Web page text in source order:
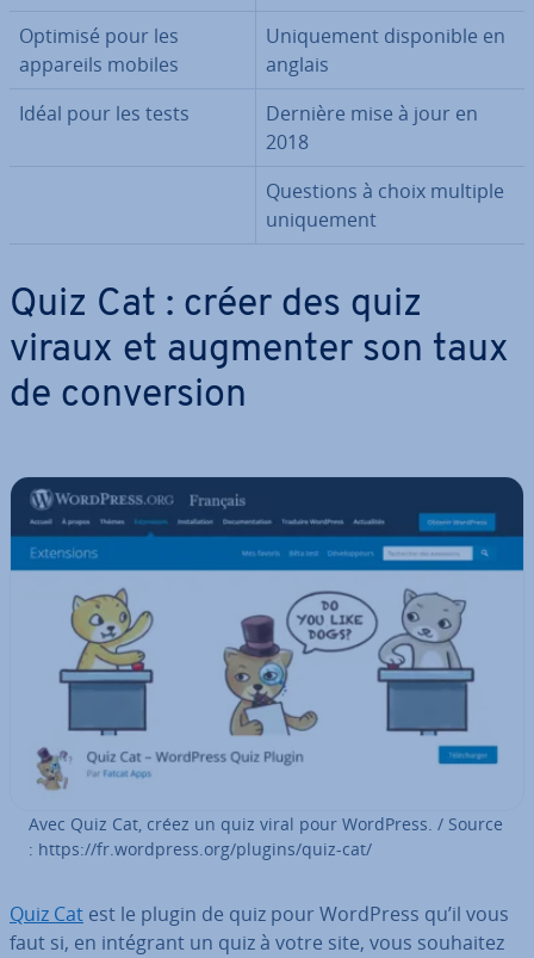
Optimisé pour les
appareils mobiles
Uni­que­ment dis­po­nible en
anglais
Idéal pour les tests
Dernière mise à jour en
2018
Questions à choix multiple
uni­que­ment
Quiz Cat : créer des quiz
viraux et augmenter son taux
de con­ver­sion
Avec Quiz Cat, créez un quiz viral pour WordPress. / Source
: https://fr.wordpress.org/plugins/quiz-cat/
Quiz Cat est le plugin de quiz pour WordPress qu’il vous
faut si, en intégrant un quiz à votre site, vous souhaitez